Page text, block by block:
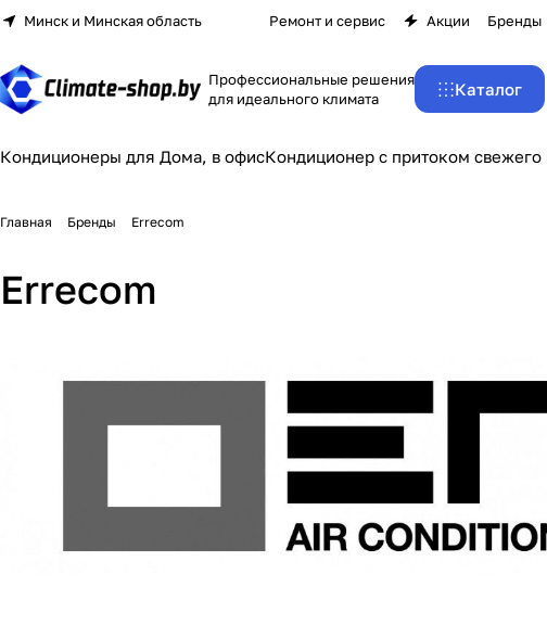
Минск и Минская область Ремонт и сервис Акции Бренды
Профессиональные решения
для идеального климата
Каталог
Кондиционеры для Дома, в офисКондиционер с притоком свежего
Главная Бренды Errecom
Errecom